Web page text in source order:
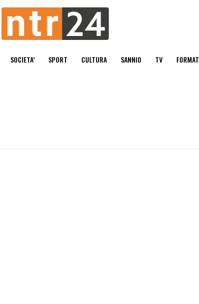
SOCIETA’ SPORT CULTURA SANNIO TV FORMAT